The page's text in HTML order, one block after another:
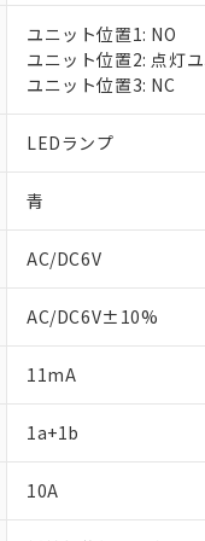
ユニット位置1: NO
ユニット位置2: 点灯
ユニット位置3: NC
LEDランプ
青
AC/DC6V
AC/DC6V±10%
11mA
1a+1b
10A
ご利用条件
以下の条件をお読
当社制御機
のであり、
※1 対応状況
対応済み：EU
調査・確認中：
非該当品：ライセ
仕入先様の事情に
があります。
鉛(Pb) 1000ppm以下、
ル（DBP） 1000ppm以
フタル酸エステル類の
「○」：最大均質
「×」：最大均質
「－」：未確認で
*中国RoHS10物質の基
Pb(鉛) :1000ppm、
Cr(Ⅵ)(六価クロム) :
DBP(フタル酸ジブチル
DEHP(フタル酸ビス(2-
などの必要
ます。
置等に一切
記
説明